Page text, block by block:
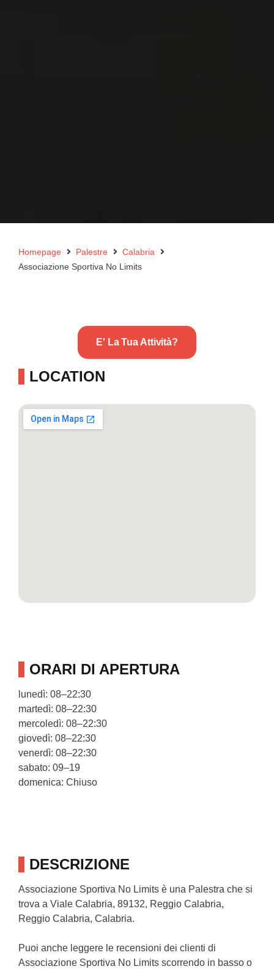
Homepage Palestre
Calabria
Associazione Sportiva No Limits
DESCRIZIONE
Associazione Sportiva No Limits è una Palestra che si
trova a Viale Calabria, 89132, Reggio Calabria,
Reggio Calabria, Calabria.
Puoi anche leggere le recensioni dei clienti di
Associazione Sportiva No Limits scorrendo in basso o
E' La Tua Attività?
LOCATION
ORARI DI APERTURA
lunedì: 08–22:30
martedì: 08–22:30
mercoledì: 08–22:30
giovedì: 08–22:30
venerdì: 08–22:30
sabato: 09–19
domenica: Chiuso